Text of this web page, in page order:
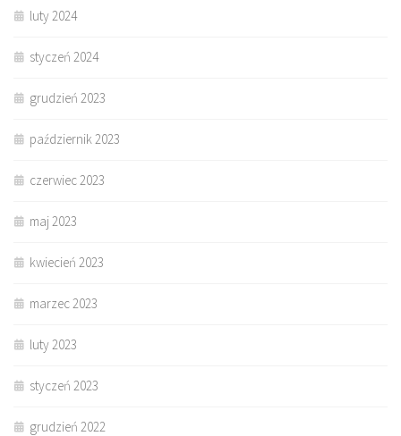
luty 2024
styczeń 2024
grudzień 2023
październik 2023
czerwiec 2023
maj 2023
kwiecień 2023
marzec 2023
luty 2023
styczeń 2023
grudzień 2022